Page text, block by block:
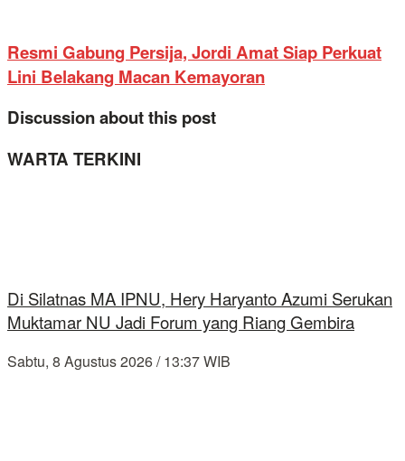
Resmi Gabung Persija, Jordi Amat Siap Perkuat
Lini Belakang Macan Kemayoran
Discussion about this post
WARTA TERKINI
Di Silatnas MA IPNU, Hery Haryanto Azumi Serukan
Muktamar NU Jadi Forum yang Riang Gembira
Sabtu, 8 Agustus 2026 / 13:37 WIB